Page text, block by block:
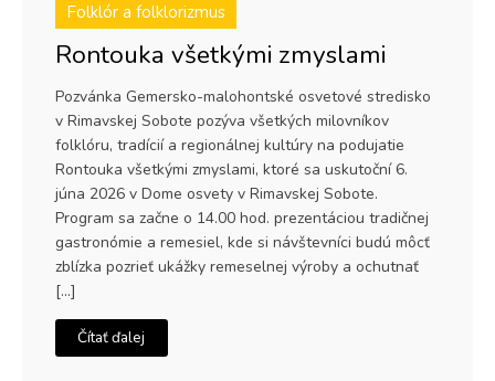
Folklór a folklorizmus
Rontouka všetkými zmyslami
Pozvánka Gemersko-malohontské osvetové stredisko
v Rimavskej Sobote pozýva všetkých milovníkov
folklóru, tradícií a regionálnej kultúry na podujatie
Rontouka všetkými zmyslami, ktoré sa uskutoční 6.
júna 2026 v Dome osvety v Rimavskej Sobote.
Program sa začne o 14.00 hod. prezentáciou tradičnej
gastronómie a remesiel, kde si návštevníci budú môcť
zblízka pozrieť ukážky remeselnej výroby a ochutnať
[…]
Čítať ďalej